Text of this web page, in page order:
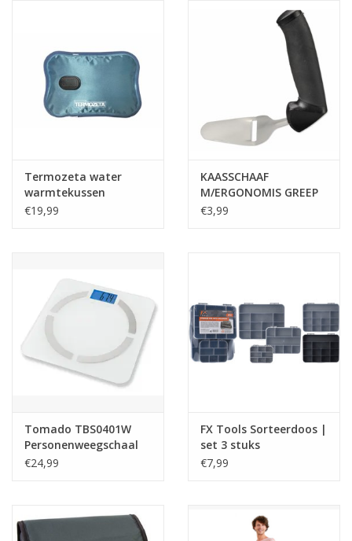
Feestartikelen
Vitaliteit
KAARTEN
Horloge
Kalenders
Keuken textiele
Bakken & Braden
Termozeta water
warmtekussen
oplaadbare
€19,99
KAASSCHAAF
M/ERGONOMIS GREEP
€3,99
Tomado TBS0401W
Personenweegschaal
lichaamsanalyse - wit
€24,99
FX Tools Sorteerdoos |
set 3 stuks
€7,99